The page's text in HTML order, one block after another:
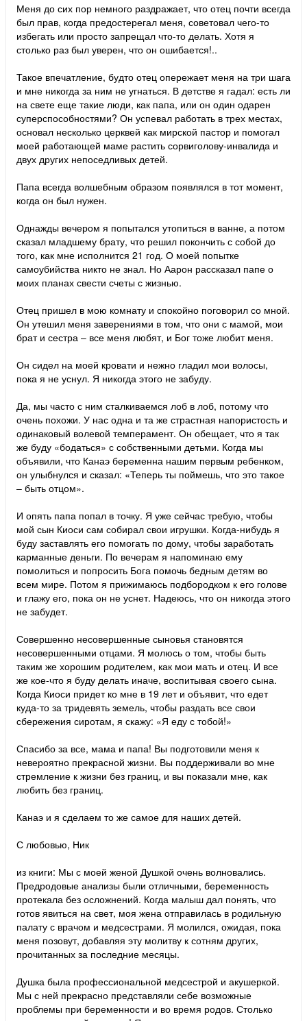
Меня до сих пор немного раздражает, что отец почти всегда
был прав, когда предостерегал меня, советовал чего-то
избегать или просто запрещал что-то делать. Хотя я
столько раз был уверен, что он ошибается!..
Такое впечатление, будто отец опережает меня на три шага
и мне никогда за ним не угнаться. В детстве я гадал: есть ли
на свете еще такие люди, как папа, или он один одарен
суперспособностями? Он успевал работать в трех местах,
основал несколько церквей как мирской пастор и помогал
моей работающей маме растить сорвиголову-инвалида и
двух других непоседливых детей.
Папа всегда волшебным образом появлялся в тот момент,
когда он был нужен.
Однажды вечером я попытался утопиться в ванне, а потом
сказал младшему брату, что решил покончить с собой до
того, как мне исполнится 21 год. О моей попытке
самоубийства никто не знал. Но Аарон рассказал папе о
моих планах свести счеты с жизнью.
Отец пришел в мою комнату и спокойно поговорил со мной.
Он утешил меня заверениями в том, что они с мамой, мои
брат и сестра – все меня любят, и Бог тоже любит меня.
Он сидел на моей кровати и нежно гладил мои волосы,
пока я не уснул. Я никогда этого не забуду.
Да, мы часто с ним сталкиваемся лоб в лоб, потому что
очень похожи. У нас одна и та же страстная напористость и
одинаковый волевой темперамент. Он обещает, что я так
же буду «бодаться» с собственными детьми. Когда мы
объявили, что Канаэ беременна нашим первым ребенком,
он улыбнулся и сказал: «Теперь ты поймешь, что это такое
– быть отцом».
И опять папа попал в точку. Я уже сейчас требую, чтобы
мой сын Киоси сам собирал свои игрушки. Когда-нибудь я
буду заставлять его помогать по дому, чтобы заработать
карманные деньги. По вечерам я напоминаю ему
помолиться и попросить Бога помочь бедным детям во
всем мире. Потом я прижимаюсь подбородком к его голове
и глажу его, пока он не уснет. Надеюсь, что он никогда этого
не забудет.
Совершенно несовершенные сыновья становятся
несовершенными отцами. Я молюсь о том, чтобы быть
таким же хорошим родителем, как мои мать и отец. И все
же кое-что я буду делать иначе, воспитывая своего сына.
Когда Киоси придет ко мне в 19 лет и объявит, что едет
куда-то за тридевять земель, чтобы раздать все свои
сбережения сиротам, я скажу: «Я еду с тобой!»
Спасибо за все, мама и папа! Вы подготовили меня к
невероятно прекрасной жизни. Вы поддерживали во мне
стремление к жизни без границ, и вы показали мне, как
любить без границ.
Канаэ и я сделаем то же самое для наших детей.
С любовью, Ник
из книги: Мы с моей женой Душкой очень волновались.
Предродовые анализы были отличными, беременность
протекала без осложнений. Когда малыш дал понять, что
готов явиться на свет, моя жена отправилась в родильную
палату с врачом и медсестрами. Я молился, ожидая, пока
меня позовут, добавляя эту молитву к сотням других,
прочитанных за последние месяцы.
Душка была профессиональной медсестрой и акушеркой.
Мы с ней прекрасно представляли себе возможные
проблемы при беременности и во время родов. Столько